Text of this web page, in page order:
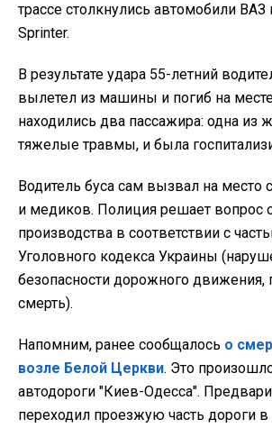
трассе столкнулись автомобили
Sprinter.
В результате удара 55-летний
вылетел из машины и погиб на
находились два пассажира: одна из
тяжелые травмы, и была
Водитель буса сам вызвал на место
и медиков. Полиция решает вопрос
производства в соответствии с
Уголовного кодекса Украины
безопасности дорожного
смерть).
Напомним, ранее сообщалось о
возле Белой Церкви. Это
автодороги "Киев-Одесса".
переходил проезжую часть дороги в